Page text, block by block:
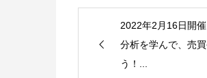
2022年2月16日開
分析を学んで、売
う！...